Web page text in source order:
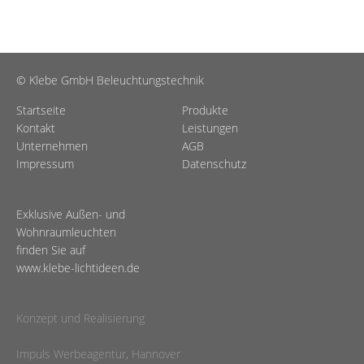
© Klebe GmbH Beleuchtungstechnik
Startseite
Produkte
Kontakt
Leistungen
Unternehmen
AGB
Impressum
Datenschutz
Exklusive Außen- und
Wohnraumleuchten
finden Sie auf
www.klebe-lichtideen.de
Konzept und Realisierung
Impuls Werbeagentur, Hannover